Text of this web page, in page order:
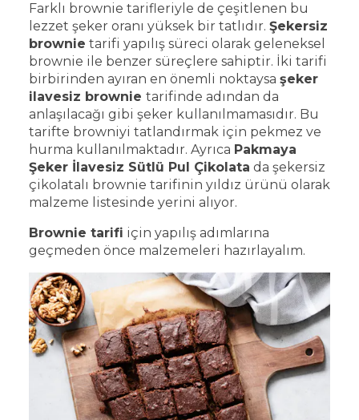
Farklı brownie tarifleriyle de çeşitlenen bu
lezzet şeker oranı yüksek bir tatlıdır. Şekersiz
brownie tarifi yapılış süreci olarak geleneksel
brownie ile benzer süreçlere sahiptir. İki tarifi
birbirinden ayıran en önemli noktaysa şeker
ilavesiz brownie tarifinde adından da
anlaşılacağı gibi şeker kullanılmamasıdır. Bu
tarifte browniyi tatlandırmak için pekmez ve
hurma kullanılmaktadır. Ayrıca Pakmaya
Şeker İlavesiz Sütlü Pul Çikolata da şekersiz
çikolatalı brownie tarifinin yıldız ürünü olarak
malzeme listesinde yerini alıyor.
Brownie tarifi için yapılış adımlarına
geçmeden önce malzemeleri hazırlayalım.